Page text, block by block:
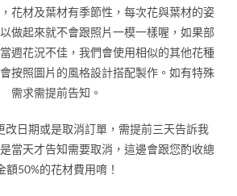
花材及葉材有季節性，每次花與葉材的姿
做起來就不會跟照片一模一樣喔，如果部
週花況不佳，我們會使用相似的其他花種
按照圖片的風格設計搭配製作。如有特殊
需求需提前告知。
改日期或是取消訂單，需提前三天告訴我
當天才告知需要取消，這邊會跟您酌收總
額50%的花材費用唷！